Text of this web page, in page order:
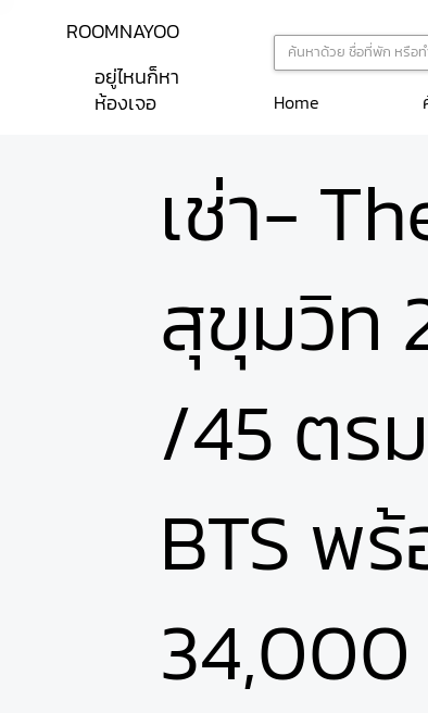
Home
ROOMNAYOO
อยู่ไหนก็หา
ห้องเจอ
เช่า-
สุขุมวิท
/45 ตร
BTS พ
34,000